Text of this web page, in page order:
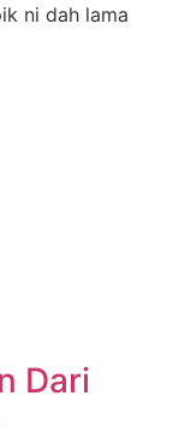
ni dah lama
Dari